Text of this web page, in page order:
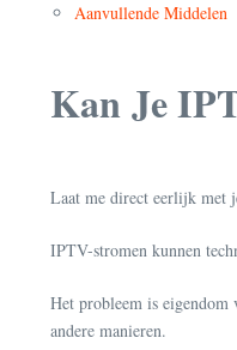
Aanvullende Middelen
Kan Je
Laat me direct eerlijk met
IPTV-stromen kunnen
Het probleem is eigendom
andere manieren.